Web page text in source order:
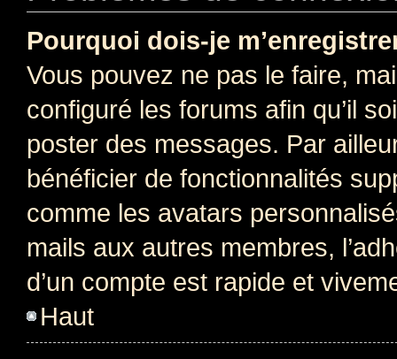
Pourquoi dois-je
Vous pouvez ne pas le faire,
configuré les forums afin qu’il
poster des messages. Par
bénéficier de fonctionnalités
comme les avatars
mails aux autres membres,
d’un compte est rapide et
Haut